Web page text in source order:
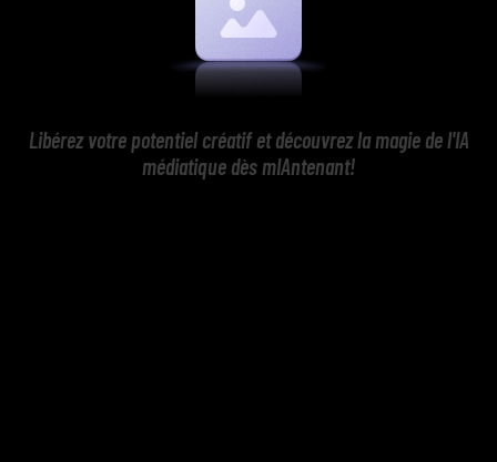
Libérez votre potentiel créatif et découvrez la magie de l'IA
médiatique dès mIAntenant!